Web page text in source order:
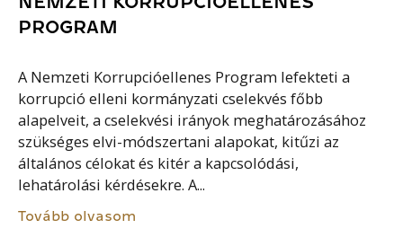
PROGRAM
A Nemzeti Korrupcióellenes Program lefekteti a
korrupció elleni kormányzati cselekvés főbb
alapelveit, a cselekvési irányok meghatározásához
szükséges elvi-módszertani alapokat, kitűzi az
általános célokat és kitér a kapcsolódási,
lehatárolási kérdésekre. A...
Tovább olvasom